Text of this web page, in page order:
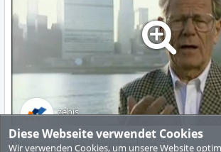
Diese Webseite verwendet Cookies
Wir verwenden Cookies, um unsere Website
Spurensuche Christentum 2
zebis